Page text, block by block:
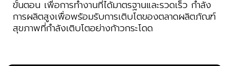
ขั้นตอน เพื่อการทำงานที่ได้มาตรฐานและรวดเร็ว กำลัง
การผลิตสูงเพื่อพร้อมรับการเติบโตของตลาดผลิตภัณฑ์
สุขภาพที่กำลังเติบโตอย่างก้าวกระโดด